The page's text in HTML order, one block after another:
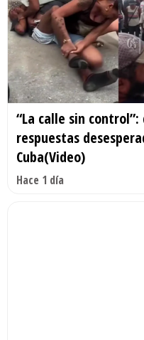
“La calle sin
respuestas
Cuba(Video)
Hace 1 día